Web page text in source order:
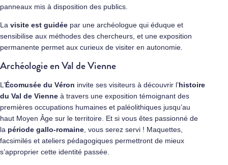
panneaux mis à disposition des publics.
La visite est guidée par une archéologue qui éduque et
sensibilise aux méthodes des chercheurs, et une exposition
permanente permet aux curieux de visiter en autonomie.
Archéologie en Val de Vienne
L’Écomusée du Véron invite ses visiteurs à découvrir l’histoire
du Val de Vienne à travers une exposition témoignant des
premières occupations humaines et paléolithiques jusqu’au
haut Moyen Âge sur le territoire. Et si vous êtes passionné de
la période gallo-romaine , vous serez servi ! Maquettes,
facsimilés et ateliers pédagogiques permettront de mieux
s’approprier cette identité passée.